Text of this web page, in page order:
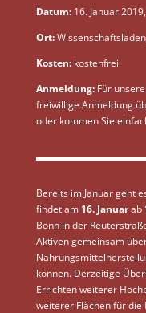
Datum:16. Januar
Ort:
Kosten:kostenfrei
Anmeldung: Für
freiwillige Anmeldung
oder kommen Sie
Bereits im Januar geht
findet am 16. Januarab
Bonn in der
Aktiven gemeinsam
können. Derzeitige
Errichten weiterer
weiterer Flächen für